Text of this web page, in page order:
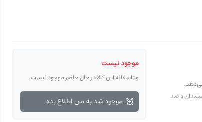
و ضد
موجود نیست
متاسفانه این کالا در حال حاضر موجود نیست.
موجود شد به من اطلاع بده